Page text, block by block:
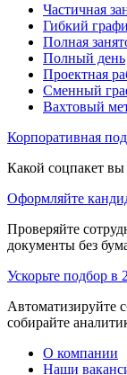
Частичная
Гибкий
Полная
Полный день
Проектная
Сменный
Вахтовый
Корпоративная
Какой соцпакет
Оформляйте
Проверяйте
документы без
Ускорьте подбор в
Автоматизируйте
собирайте
О компании
Наши